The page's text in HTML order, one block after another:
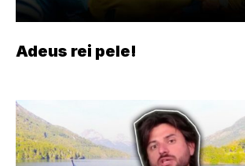
Adeus rei pele!